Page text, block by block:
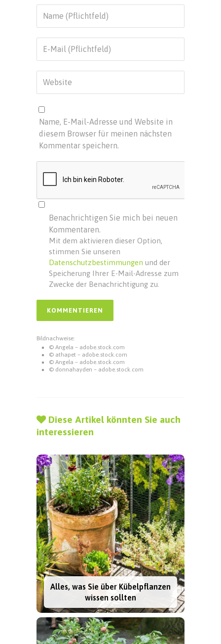
Name, E-Mail-Adresse und Website in
diesem Browser für meinen nächsten
Kommentar speichern.
Benachrichtigen Sie mich bei neuen
Kommentaren.
Mit dem aktivieren dieser Option,
stimmen Sie unseren
Datenschutzbestimmungen und der
Speicherung Ihrer E-Mail-Adresse zum
Zwecke der Benachrichtigung zu.
Bildnachweise:
© Angela – adobe.stock.com
© athapet – adobe.stock.com
© Angela – adobe.stock.com
© donnahayden – adobe.stock.com
Diese Artikel könnten Sie auch
interessieren
Alles, was Sie über Kübelpflanzen
wissen sollten